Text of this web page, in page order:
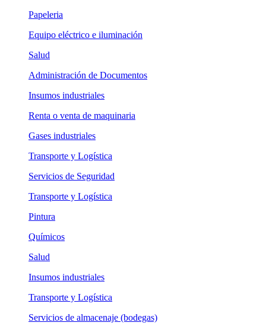
Papeleria
Equipo eléctrico e iluminación
Salud
Administración de Documentos
Insumos industriales
Renta o venta de maquinaria
Gases industriales
Transporte y Logística
Servicios de Seguridad
Transporte y Logística
Pintura
Químicos
Salud
Insumos industriales
Transporte y Logística
Servicios de almacenaje (bodegas)